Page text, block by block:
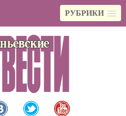
РУБРИКИ